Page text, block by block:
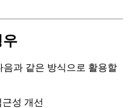
우
음과 같은 방식으로 활용할
성 개선